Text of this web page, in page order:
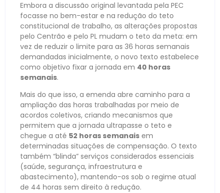
Embora a discussão original levantada pela PEC
focasse no bem-estar e na redução do teto
constitucional de trabalho, as alterações propostas
pelo Centrão e pelo PL mudam o teto da meta: em
vez de reduzir o limite para as 36 horas semanais
demandadas inicialmente, o novo texto estabelece
como objetivo fixar a jornada em 40 horas
semanais.
Mais do que isso, a emenda abre caminho para a
ampliação das horas trabalhadas por meio de
acordos coletivos, criando mecanismos que
permitem que a jornada ultrapasse o teto e
chegue a até 52 horas semanais em
determinadas situações de compensação. O texto
também “blinda” serviços considerados essenciais
(saúde, segurança, infraestrutura e
abastecimento), mantendo-os sob o regime atual
de 44 horas sem direito à redução.